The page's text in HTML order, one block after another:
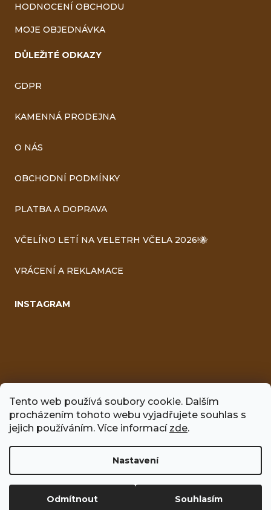
Tento web používá soubory cookie. Dalším
procházením tohoto webu vyjadřujete souhlas s
jejich používáním. Více informací zde.
Nastavení
Odmítnout Souhlasím
HODNOCENÍ OBCHODU
MOJE OBJEDNÁVKA
DŮLEŽITÉ ODKAZY
GDPR
KAMENNÁ PRODEJNA
O NÁS
OBCHODNÍ PODMÍNKY
PLATBA A DOPRAVA
VČELÍNO LETÍ NA VELETRH VČELA 2026!🐝
VRÁCENÍ A REKLAMACE
INSTAGRAM
FACEBOOK
Vytvořil Shoptet
Copyright 2026Včelíno . Všechna práva vyhrazena.Upravit